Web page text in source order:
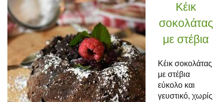
Κέικ
σοκολάτας
με στέβια
Κέικ σοκολάτας
με στέβια
εύκολο και
γευστικό, χωρίς